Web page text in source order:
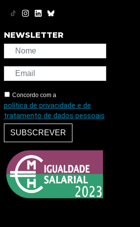
NEWSLETTER
Concordo com a
política de privacidade e de
tratamento de dados pessoais
SUBSCREVER